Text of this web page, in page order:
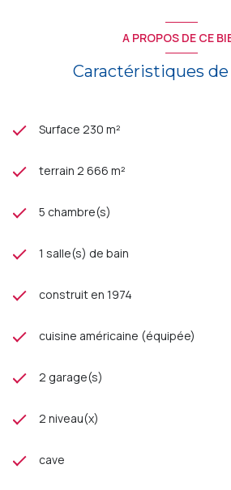
A PROPOS DE CE
Caractéristiques
Surface 230 m²
terrain 2 666 m²
5 chambre(s)
1 salle(s) de bain
construit en 1974
cuisine américaine (équipée)
2 garage(s)
2 niveau(x)
cave